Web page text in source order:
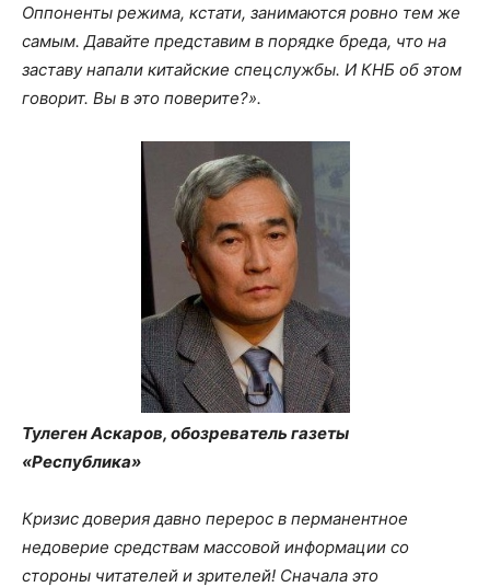
Оппоненты режима, кстати, занимаются ровно тем же
самым. Давайте представим в порядке бреда, что на
заставу напали китайские спецслужбы. И КНБ об этом
говорит. Вы в это поверите?».
Тулеген Аскаров, обозреватель газеты
«Республика»
Кризис доверия давно перерос в перманентное
недоверие средствам массовой информации со
стороны читателей и зрителей! Сначала это